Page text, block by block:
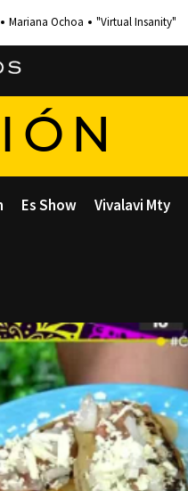
Mariana Ochoa "Virtual Insanity"
Es Show Vivalavi Mty